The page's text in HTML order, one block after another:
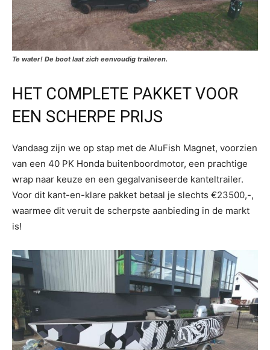
Te water! De boot laat zich eenvoudig traileren.
HET COMPLETE PAKKET VOOR
EEN SCHERPE PRIJS
Vandaag zijn we op stap met de AluFish Magnet, voorzien
van een 40 PK Honda buitenboordmotor, een prachtige
wrap naar keuze en een gegalvaniseerde kanteltrailer.
Voor dit kant-en-klare pakket betaal je slechts €23500,-,
waarmee dit veruit de scherpste aanbieding in de markt
is!